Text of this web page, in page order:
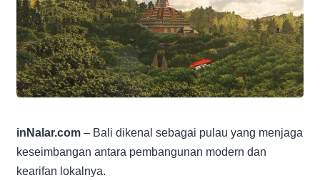
inNalar.com – Bali dikenal sebagai pulau yang menjaga
keseimbangan antara pembangunan modern dan
kearifan lokalnya.